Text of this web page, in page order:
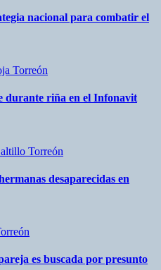
nacional para combatir el
Torreón
durante riña en el Infonavit
Torreón
desaparecidas en
es buscada por presunto